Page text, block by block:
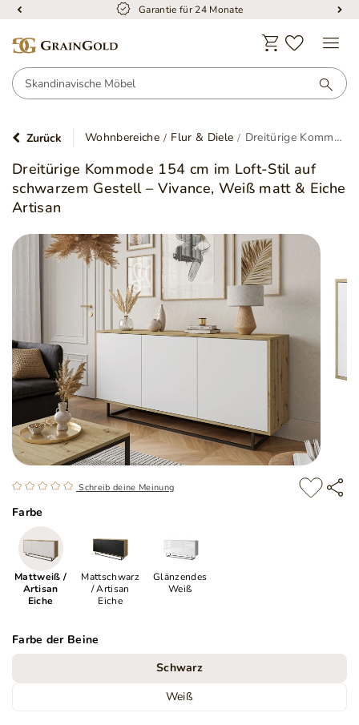
Garantie für 24 Monate
Zurück Wohnbereiche Flur & Diele Dreitürige Kommode 154 cm im Loft-Stil auf schwarzem Gestell – Vivance, Weiß matt & Eiche Artisan
Dreitürige Kommode 154 cm im Loft-Stil auf
schwarzem Gestell – Vivance, Weiß matt & Eiche
Artisan
Schreib deine Meinung
Farbe
Mattweiß /
Artisan
Eiche
Mattschwarz
/ Artisan
Eiche
Glänzendes
Weiß
Farbe der Beine
Schwarz
Weiß